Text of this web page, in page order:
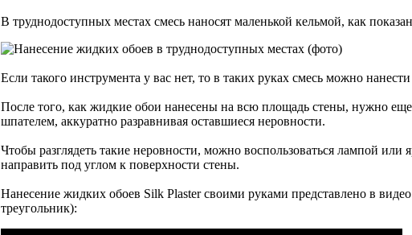
В труднодоступных местах смесь наносят маленькой кельмой, как
Если такого инструмента у вас нет, то в таких руках смесь можно
После того, как жидкие обои нанесены на всю площадь стены, нужно
шпателем, аккуратно разравнивая оставшиеся неровности.
Чтобы разглядеть такие неровности, можно воспользоваться лампой или
направить под углом к поверхности стены.
Нанесение жидких обоев Silk Plaster своими руками представлено в
треугольник):